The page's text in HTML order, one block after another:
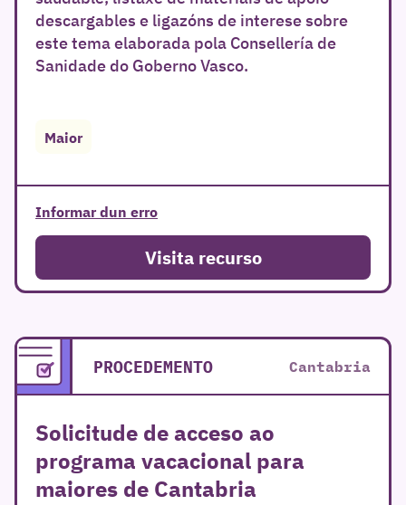
descargables e ligazóns de interese sobre
este tema elaborada pola Consellería de
Sanidade do Goberno Vasco.
Maior
Informar dun erro
Visita recurso
PROCEDEMENTO Cantabria
Solicitude de acceso ao
programa vacacional para
maiores de Cantabria